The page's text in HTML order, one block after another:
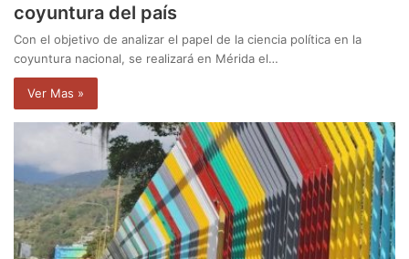
coyuntura del país
Con el objetivo de analizar el papel de la ciencia política en la
coyuntura nacional, se realizará en Mérida el…
Ver Mas »